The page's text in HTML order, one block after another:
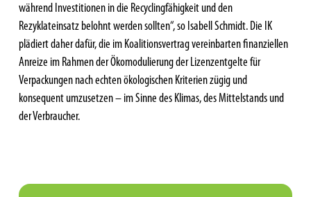
während Investitionen in die Recyclingfähigkeit und den
Rezyklateinsatz belohnt werden sollten“, so Isabell Schmidt. Die IK
plädiert daher dafür, die im Koalitionsvertrag vereinbarten finanziellen
Anreize im Rahmen der Ökomodulierung der Lizenzentgelte für
Verpackungen nach echten ökologischen Kriterien zügig und
konsequent umzusetzen – im Sinne des Klimas, des Mittelstands und
der Verbraucher.